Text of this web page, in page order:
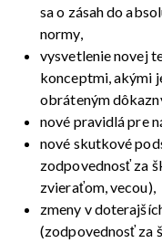
sa o zásah do
normy,
vysvetlenie novej
konceptmi, akými
obráteným
nové pravidlá pre
nové skutkové
zodpovednosť za
zvieraťom, vecou),
zmeny v
(zodpovednosť za